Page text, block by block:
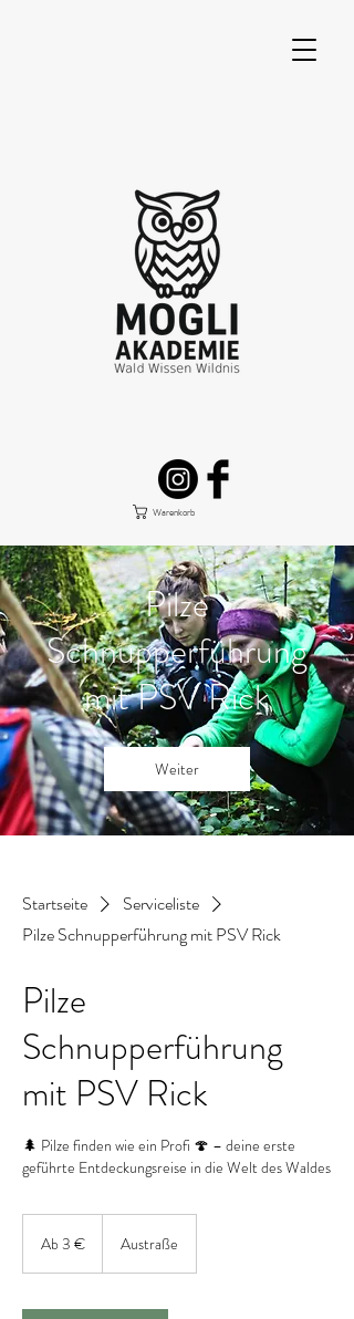
Warenkorb
Pilze
Schnupperführung
mit PSV Rick
Weiter
Startseite
Serviceliste
Pilze Schnupperführung mit PSV Rick
Pilze
Schnupperführung
mit PSV Rick
🌲 Pilze finden wie ein Profi 🍄 – deine erste
geführte Entdeckungsreise in die Welt des Waldes
EuroAb 3 € Austraße